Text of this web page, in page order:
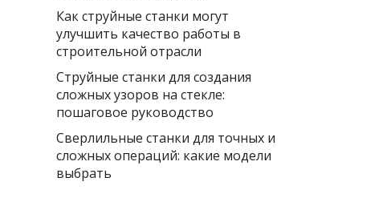
Как струйные станки могут
улучшить качество работы в
строительной отрасли
Струйные станки для создания
сложных узоров на стекле:
пошаговое руководство
Сверлильные станки для точных и
сложных операций: какие модели
выбрать